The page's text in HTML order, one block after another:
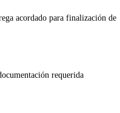
acordado para finalización de
requerida